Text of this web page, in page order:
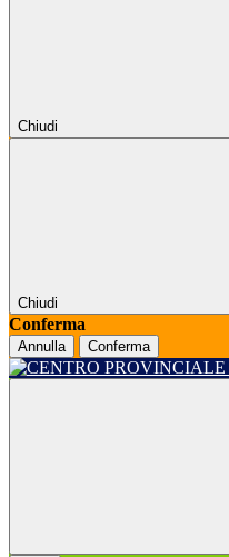
Chiudi
Chiudi
Conferma
Annulla Conferma